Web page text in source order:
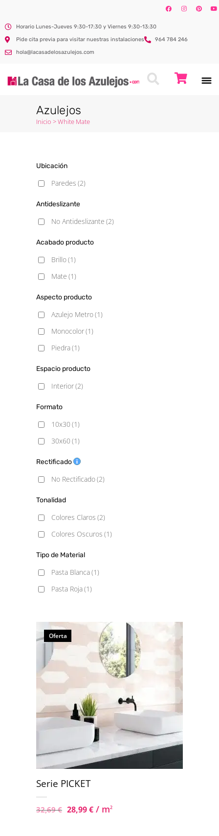
Horario Lunes-Jueves 9:30-17:30 y Viernes 9:30-13:30
Pide cita previa para visitar nuestras instalaciones
964 784 246
hola@lacasadelosazulejos.com
Azulejos
Inicio >White Mate
Ubicación
Paredes (2)
Antideslizante
No Antideslizante (2)
Acabado producto
Brillo(1)
Mate (1)
Aspecto producto
Azulejo Metro(1)
Monocolor(1)
Piedra(1)
Espacio producto
Interior(2)
Formato
10x30 (1)
30x60 (1)
Rectificado
No Rectificado(2)
Tonalidad
Colores Claros (2)
Colores Oscuros (1)
Tipo de Material
Pasta Blanca(1)
Pasta Roja(1)
Oferta
Serie PICKET
32,69€ 28,99€ / m2